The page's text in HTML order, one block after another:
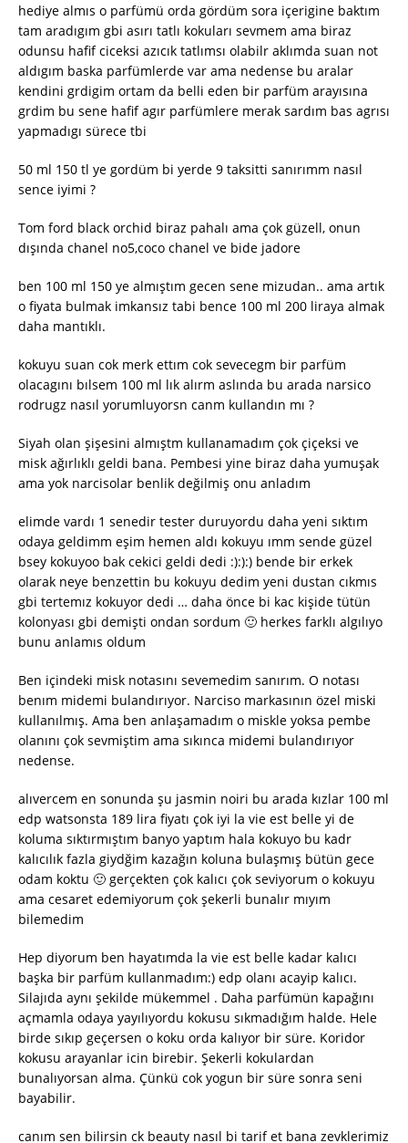
hediye almıs o parfümü orda gördüm sora içerigine baktım
tam aradıgım gbi asırı tatlı kokuları sevmem ama biraz
odunsu hafif ciceksi azıcık tatlımsı olabilr aklımda suan not
aldıgım baska parfümlerde var ama nedense bu aralar
kendini grdigim ortam da belli eden bir parfüm arayısına
grdim bu sene hafif agır parfümlere merak sardım bas agrısı
yapmadıgı sürece tbi
50 ml 150 tl ye gordüm bi yerde 9 taksitti sanırımm nasıl
sence iyimi ?
Tom ford black orchid biraz pahalı ama çok güzell, onun
dışında chanel no5,coco chanel ve bide jadore
ben 100 ml 150 ye almıştım gecen sene mizudan.. ama artık
o fiyata bulmak imkansız tabi bence 100 ml 200 liraya almak
daha mantıklı.
kokuyu suan cok merk ettım cok sevecegm bir parfüm
olacagını bılsem 100 ml lık alırm aslında bu arada narsico
rodrugz nasıl yorumluyorsn canm kullandın mı ?
Siyah olan şişesini almıştm kullanamadım çok çiçeksi ve
misk ağırlıklı geldi bana. Pembesi yine biraz daha yumuşak
ama yok narcisolar benlik değilmiş onu anladım
elimde vardı 1 senedir tester duruyordu daha yeni sıktım
odaya geldimm eşim hemen aldı kokuyu ımm sende güzel
bsey kokuyoo bak cekici geldi dedi :):):) bende bir erkek
olarak neye benzettin bu kokuyu dedim yeni dustan cıkmıs
gbi tertemız kokuyor dedi … daha önce bi kac kişide tütün
kolonyası gbi demişti ondan sordum 🙂 herkes farklı algılıyo
bunu anlamıs oldum
Ben içindeki misk notasını sevemedim sanırım. O notası
benım midemi bulandırıyor. Narciso markasının özel miski
kullanılmış. Ama ben anlaşamadım o miskle yoksa pembe
olanını çok sevmiştim ama sıkınca midemi bulandırıyor
nedense.
alıvercem en sonunda şu jasmin noiri bu arada kızlar 100 ml
edp watsonsta 189 lira fiyatı çok iyi la vie est belle yi de
koluma sıktırmıştım banyo yaptım hala kokuyo bu kadr
kalıcılık fazla giydğim kazağın koluna bulaşmış bütün gece
odam koktu 🙂 gerçekten çok kalıcı çok seviyorum o kokuyu
ama cesaret edemiyorum çok şekerli bunalır mıyım
bilemedim
Hep diyorum ben hayatımda la vie est belle kadar kalıcı
başka bir parfüm kullanmadım:) edp olanı acayip kalıcı.
Silajıda aynı şekilde mükemmel . Daha parfümün kapağını
açmamla odaya yayılıyordu kokusu sıkmadığım halde. Hele
birde sıkıp geçersen o koku orda kalıyor bir süre. Koridor
kokusu arayanlar icin birebir. Şekerli kokulardan
bunalıyorsan alma. Çünkü cok yogun bir süre sonra seni
bayabilir.
canım sen bilirsin ck beauty nasıl bi tarif et bana zevklerimiz